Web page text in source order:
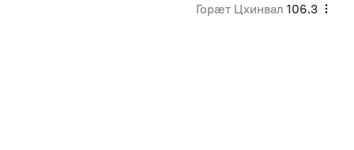
Горӕт Цхинвал 106.3